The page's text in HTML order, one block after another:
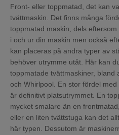
Mina sidor
Front- eller toppmatad, det kan
tvättmaskin. Det finns många
toppmatad maskin, dels
i och ur din maskin men också
kan placeras på andra typer av
behöver utrymme utåt. Här kan
toppmatade tvättmaskiner, bland
och Whirlpool. En stor fördel
är definitivt platsutrymmet. En
mycket smalare än en
eller en liten tvättstuga kan det
här typen. Dessutom är